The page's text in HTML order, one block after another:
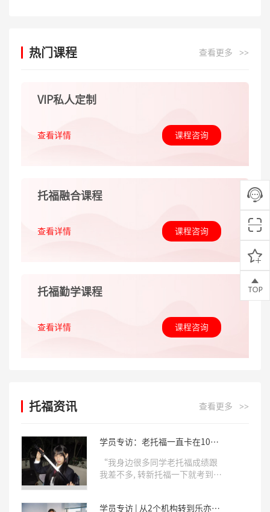
热门课程 查看更多 >>
VIP私人定制
查看详情 课程咨询
托福融合课程
查看详情 课程咨询
托福勤学课程
查看详情 课程咨询
托福资讯 查看更多 >>
学员专访：老托福一直卡在106,
“我身边很多同学老托福成绩跟
我差不多, 转新托福一下就考到
学员专访 | 从2个机构转到乐亦